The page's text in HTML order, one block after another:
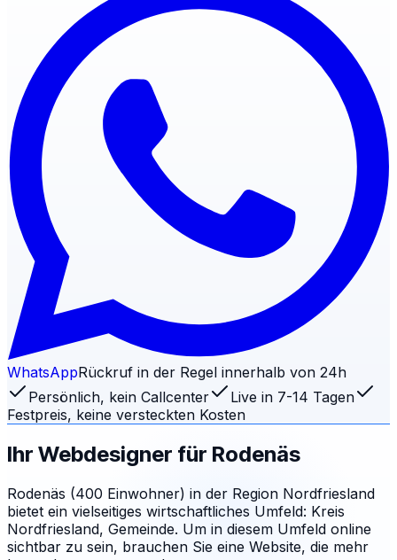
WhatsAppRückruf in der Regel innerhalb von 24h
Persönlich, kein Callcenter
Live in 7-14 Tagen
Festpreis, keine versteckten Kosten
Ihr Webdesigner für Rodenäs
Rodenäs (400 Einwohner) in der Region Nordfriesland
bietet ein vielseitiges wirtschaftliches Umfeld: Kreis
Nordfriesland, Gemeinde. Um in diesem Umfeld online
sichtbar zu sein, brauchen Sie eine Website, die mehr